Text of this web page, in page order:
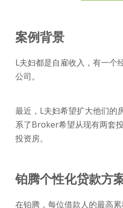
案例背景
L夫妇都是自雇收入，有一个
公司。
最近，L夫妇希望扩大他们的
系了Broker希望从现有两套
投资房。
铂腾个性化贷款方
在铂腾，每位借款人的最高